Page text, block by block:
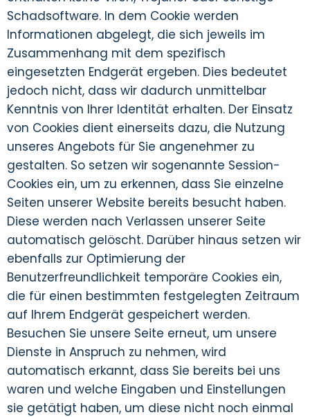
Schadsoftware. In dem Cookie werden
Informationen abgelegt, die sich jeweils im
Zusammenhang mit dem spezifisch
eingesetzten Endgerät ergeben. Dies bedeutet
jedoch nicht, dass wir dadurch unmittelbar
Kenntnis von Ihrer Identität erhalten. Der Einsatz
von Cookies dient einerseits dazu, die Nutzung
unseres Angebots für Sie angenehmer zu
gestalten. So setzen wir sogenannte Session-
Cookies ein, um zu erkennen, dass Sie einzelne
Seiten unserer Website bereits besucht haben.
Diese werden nach Verlassen unserer Seite
automatisch gelöscht. Darüber hinaus setzen wir
ebenfalls zur Optimierung der
Benutzerfreundlichkeit temporäre Cookies ein,
die für einen bestimmten festgelegten Zeitraum
auf Ihrem Endgerät gespeichert werden.
Besuchen Sie unsere Seite erneut, um unsere
Dienste in Anspruch zu nehmen, wird
automatisch erkannt, dass Sie bereits bei uns
waren und welche Eingaben und Einstellungen
sie getätigt haben, um diese nicht noch einmal